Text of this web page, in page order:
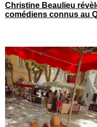
Christine Beaulieu
comédiens connus au